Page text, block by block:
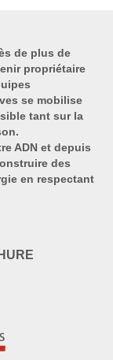
de plus de
propriétaire
se mobilise
tant sur la
ADN et depuis
des
en respectant